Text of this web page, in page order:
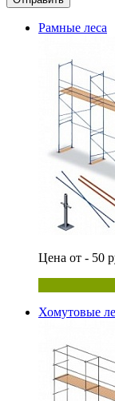
Рамные леса
Цена от - 50
Хомутовые